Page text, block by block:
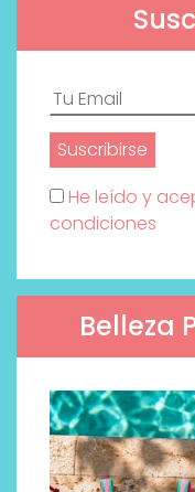
He leído y
condiciones
Belleza